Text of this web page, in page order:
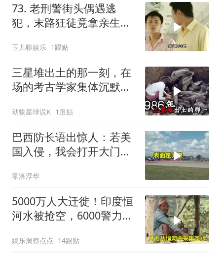
73. 老刑警街头偶遇逃
犯，末路狂徒竟拿亲生儿
玉儿聊娱乐 1跟贴
三星堆出土的那一刻，在
场的考古学家集体沉默
动物星球说K 1跟贴
巴西防长语出惊人：若美
国入侵，我会打开大门，
零洛浮华
5000万人大迁徙！印度恒
河水被抢空，6000警力全
娱乐洞察点点 14跟贴